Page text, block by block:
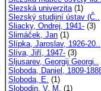
Slezská univerzita(1)
Slezský studijní ústav (Č..
Sliacky, Ondrej, 1941- (3)
Slimáček, Jan (1)
Slípka, Jaroslav, 1926-20..
Slíva, Jiří, 1947- (3)
Sljusarev, Georgij Georgi..
Sloboda, Daniel, 1809-
Sloboda, E. (1)
Slobodin, V. M. (1)